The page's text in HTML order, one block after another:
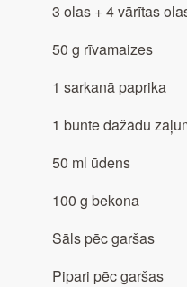
3 olas + 4 vārītas
50 g rīvamaizes
1 sarkanā paprika
1 bunte dažādu
50 ml ūdens
100 g bekona
Sāls pēc garšas
Pipari pēc garšas